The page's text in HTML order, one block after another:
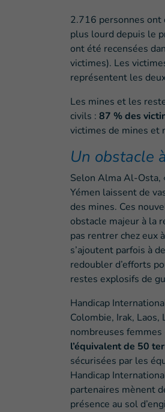
2.716 personnes ont
plus lourd depuis le
ont été recensées
victimes). Les
représentent les
Les mines et les
civils : 87 % des
victimes de mines et
Un obstacle
Selon Alma Al-Osta,
Yémen laissent de
des mines. Ces
obstacle majeur à la
pas rentrer chez eux
s’ajoutent parfois à
redoubler d’efforts
restes explosifs de
Handicap
Colombie, Irak,
nombreuses
l’équivalent de 50
sécurisées par les
Handicap
partenaires mènent
présence au sol